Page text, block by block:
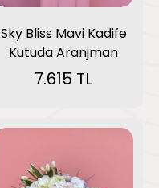
Sky Bliss Mavi Kadife
Kutuda Aranjman
7.615 TL